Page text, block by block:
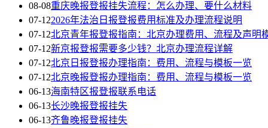
08-08重庆晚报登报挂失流程：怎么办理、要什么材料
07-122026年法治日报登报费用标准及办理流程说明
07-12北京青年报登报指南：北京办理费用、流程及声明
07-12新京报登报需要多少钱？北京办理流程详解
07-12北京日报登报办理指南：费用、流程与模板一览
07-12北京晚报登报办理指南：费用、流程与模板一览
06-13海南特区报登报联系电话
06-13长沙晚报登报挂失
06-13齐鲁晚报登报挂失